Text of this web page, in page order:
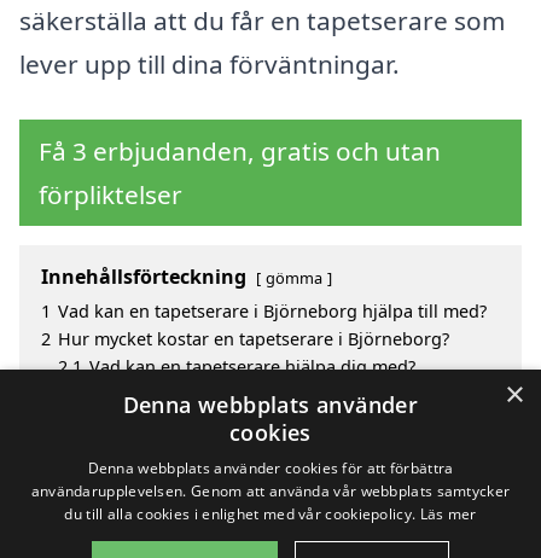
säkerställa att du får en tapetserare som
lever upp till dina förväntningar.
Få 3 erbjudanden, gratis och utan
förpliktelser
Innehållsförteckning gömma
1 Vad kan en tapetserare i Björneborg hjälpa till med?
2 Hur mycket kostar en tapetserare i Björneborg?
2.1 Vad kan en tapetserare hjälpa dig med?
Fördelar med att välja tapetserare i Björneborg
Sök efter en skicklig tapetserare i de omgivande
×
Denna webbplats använder
cookies
Denna webbplats använder cookies för att förbättra
användarupplevelsen. Genom att använda vår webbplats samtycker
du till alla cookies i enlighet med vår cookiepolicy. Läs mer